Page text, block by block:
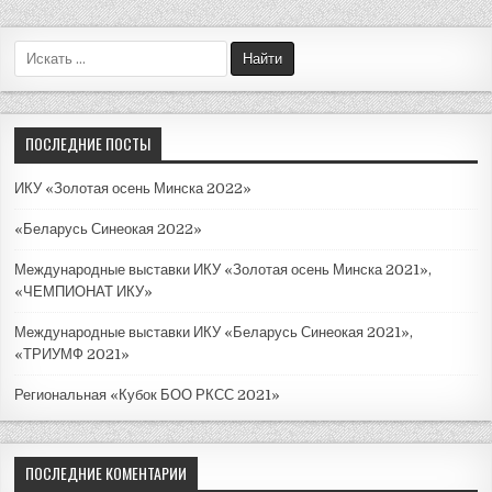
о
и
с
д
л
:
ПОСЛЕДНИЕ ПОСТЫ
ИКУ «Золотая осень Минска 2022»
«Беларусь Синеокая 2022»
Международные выставки ИКУ «Золотая осень Минска 2021»,
«ЧЕМПИОНАТ ИКУ»
Международные выставки ИКУ «Беларусь Синеокая 2021»,
«ТРИУМФ 2021»
Региональная «Кубок БОО РКСС 2021»
ПОСЛЕДНИЕ КОМЕНТАРИИ